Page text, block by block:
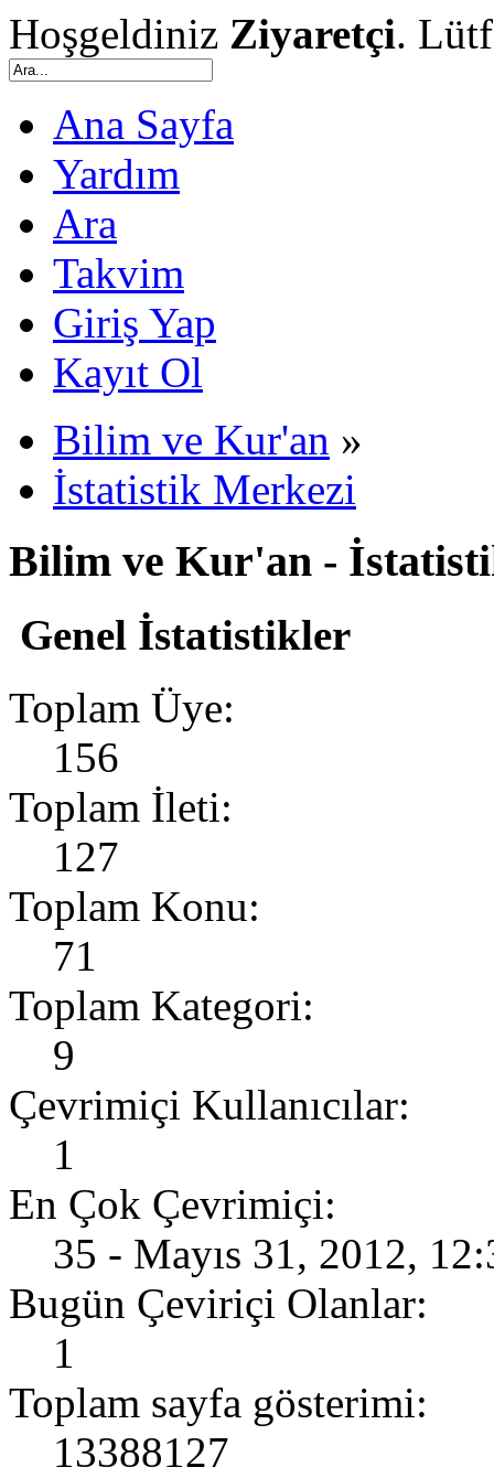
Hoşgeldiniz Ziyaretçi.
Ana Sayfa
Yardım
Ara
Takvim
Giriş Yap
Kayıt Ol
Bilim ve Kur'an »
İstatistik Merkezi
Bilim ve Kur'an -
Genel İstatistikler
Toplam Üye:
156
Toplam İleti:
127
Toplam Konu:
71
Toplam Kategori:
9
Çevrimiçi Kullanıcılar:
1
En Çok Çevrimiçi:
35 - Mayıs 31, 2012,
Bugün Çeviriçi Olanlar:
1
Toplam sayfa gösterimi:
13388127